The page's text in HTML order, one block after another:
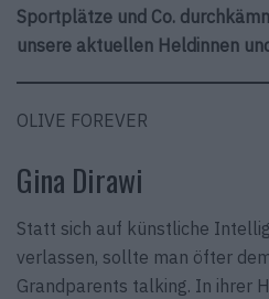
Sportplätze und Co.
unsere aktuellen Heldinnen
OLIVE FOREVER
Gina Dirawi
Statt sich auf künstliche
verlassen, sollte man öfter
Grandparents talking. In ihrer